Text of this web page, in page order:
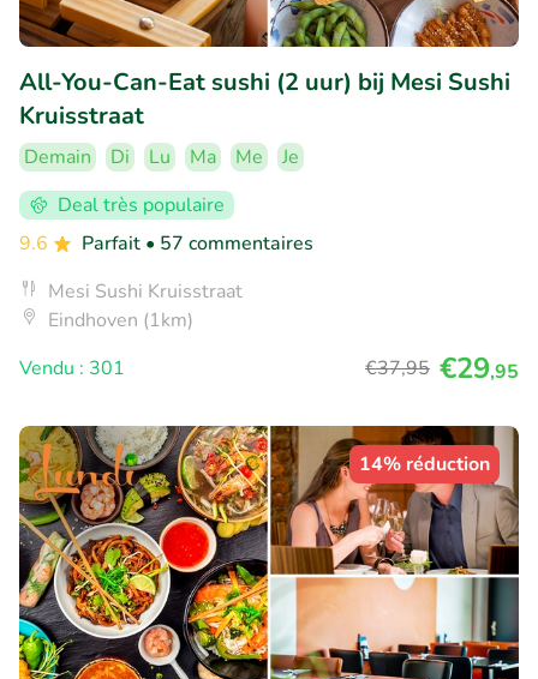
All-You-Can-Eat sushi (2 uur) bij Mesi Sushi
Kruisstraat
Demain Di Lu Ma Me
Je
Deal très populaire
9.6
Parfait • 57 commentaires
Mesi Sushi Kruisstraat
Eindhoven (1km)
Vendu : 301
€37,95 €29,95
14% réduction